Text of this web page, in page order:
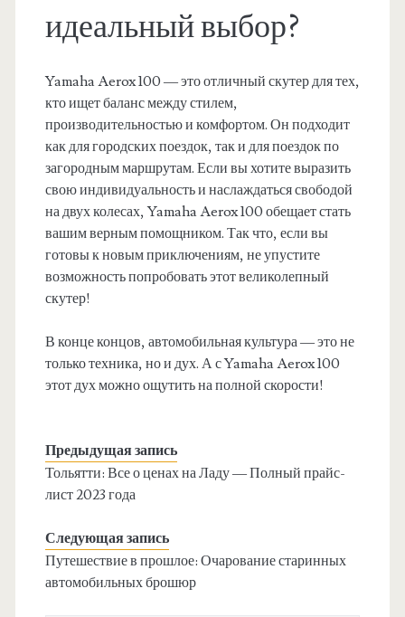
идеальный выбор?
Yamaha Aerox 100 — это отличный скутер для тех,
кто ищет баланс между стилем,
производительностью и комфортом. Он подходит
как для городских поездок, так и для поездок по
загородным маршрутам. Если вы хотите выразить
свою индивидуальность и наслаждаться свободой
на двух колесах, Yamaha Aerox 100 обещает стать
вашим верным помощником. Так что, если вы
готовы к новым приключениям, не упустите
возможность попробовать этот великолепный
скутер!
В конце концов, автомобильная культура — это не
только техника, но и дух. А с Yamaha Aerox 100
этот дух можно ощутить на полной скорости!
Предыдущая запись
Тольятти: Все о ценах на Ладу — Полный прайс-
лист 2023 года
Следующая запись
Путешествие в прошлое: Очарование старинных
автомобильных брошюр